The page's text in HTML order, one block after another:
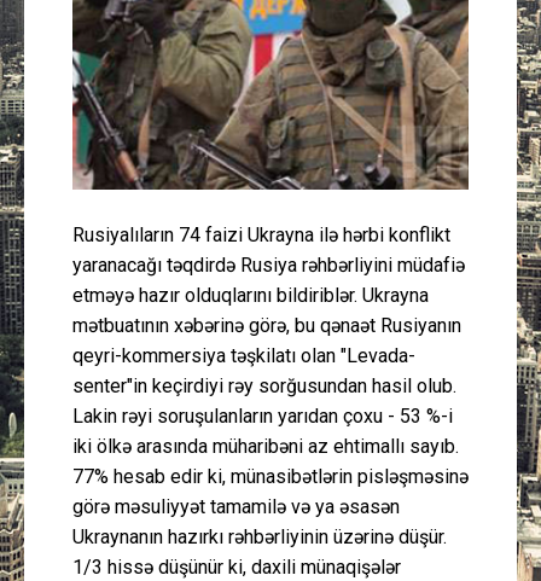
Müsahibə
İdman
Layihə
Gündəm
Cəmiyyət
Peşə etikası
Əlaqə
Rusiyalıların 74 faizi Ukrayna ilə hərbi konflikt
yaranacağı təqdirdə Rusiya rəhbərliyini müdafiə
etməyə hazır olduqlarını bildiriblər. Ukrayna
mətbuatının xəbərinə görə, bu qənaət Rusiyanın
qeyri-kommersiya təşkilatı olan "Levada-
senter"in keçirdiyi rəy sorğusundan hasil olub.
Lakin rəyi soruşulanların yarıdan çoxu - 53 %-i
iki ölkə arasında müharibəni az ehtimallı sayıb.
77% hesab edir ki, münasibətlərin pisləşməsinə
görə məsuliyyət tamamilə və ya əsasən
Ukraynanın hazırkı rəhbərliyinin üzərinə düşür.
1/3 hissə düşünür ki, daxili münaqişələr